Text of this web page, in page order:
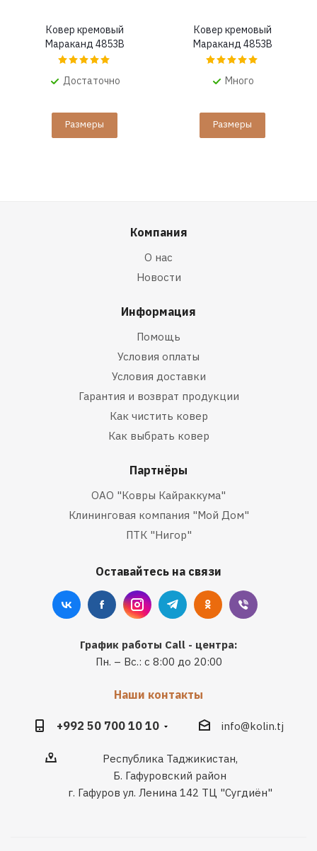
Ковер кремовый
Мараканд 4853B
Достаточно
Размеры
Ковер кремовый
Мараканд 4853B
Много
Размеры
Компания
О нас
Новости
Информация
Помощь
Условия оплаты
Условия доставки
Гарантия и возврат продукции
Как чистить ковер
Как выбрать ковер
Партнёры
ОАО "Ковры Кайраккума"
Клининговая компания "Мой Дом"
ПТК "Нигор"
Оставайтесь на связи
График работы Call - центра:
Пн. – Вс.: с 8:00 до 20:00
Наши контакты
+992 50 700 10 10 info@kolin.tj
Республика Таджикистан,
Б. Гафуровский район
г. Гафуров ул. Ленина 142 ТЦ "Сугдиён"